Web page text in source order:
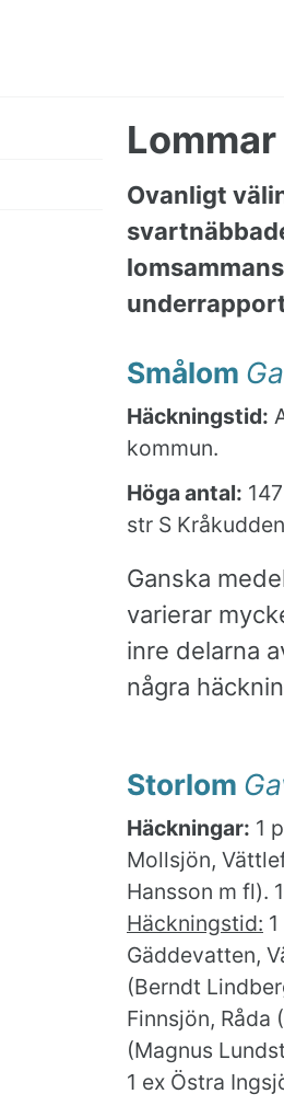
Ovanligt
Smålom
Häckningstid:
kommun.
Höga antal:
str S
Ganska
varierar
inre delarna
några
Storlom
Häckningar: 1
Mollsjön,
Hansson m fl).
Häckningstid:
Gäddevatten,
(Berndt
Finnsjön, Råda
(Magnus
1 ex Östra